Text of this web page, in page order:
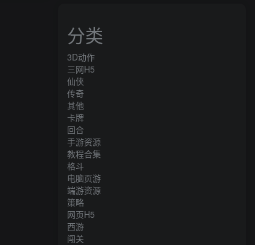
分类
3D动作
三网H5
仙侠
传奇
其他
卡牌
回合
手游资源
教程合集
格斗
电脑页游
端游资源
策略
网页H5
西游
闯关